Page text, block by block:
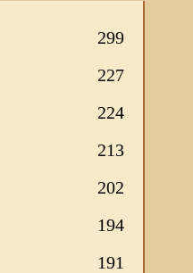
299
227
224
213
202
194
191